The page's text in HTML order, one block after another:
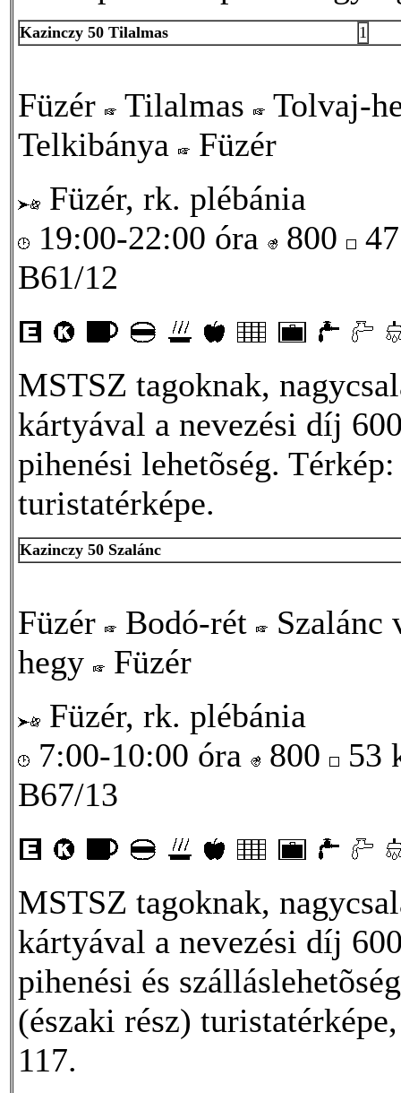
Kazinczy 50 Tilalmas 1
Füzér Tilalmas
Tolvaj-
Telkibánya
Füzér
Füzér, rk. plébánia
19:00-22:00 óra
800
B61/12
MSTSZ tagoknak,
kártyával a nevezési díj
pihenési lehetõség.
turistatérképe.
Kazinczy 50 Szalánc
Füzér Bodó-rét
Szalánc
hegy
Füzér
Füzér, rk. plébánia
7:00-10:00 óra
800
53
B67/13
MSTSZ tagoknak,
kártyával a nevezési díj
pihenési és
(északi rész)
117.